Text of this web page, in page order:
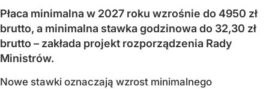
Płaca minimalna w 2027 roku wzrośnie do 4950 zł
brutto, a minimalna stawka godzinowa do 32,30 zł
brutto – zakłada projekt rozporządzenia Rady
Ministrów.
Nowe stawki oznaczają wzrost minimalnego